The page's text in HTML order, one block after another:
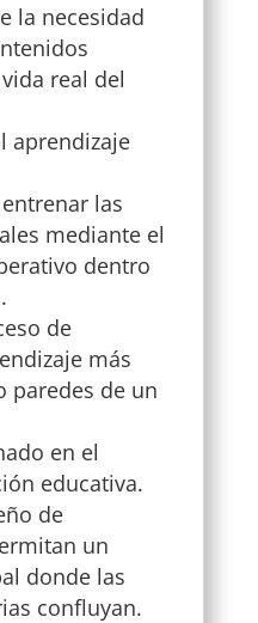
la necesidad
real del
aprendizaje
las
mediante el
dentro
de
más
paredes de un
en el
educativa.
de
un
donde las
confluyan.